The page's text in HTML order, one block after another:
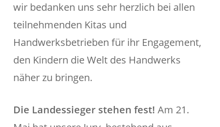
wir bedanken uns sehr herzlich bei allen
teilnehmenden Kitas und
Handwerksbetrieben für ihr Engagement,
den Kindern die Welt des Handwerks
näher zu bringen.
Die Landessieger stehen fest! Am 21.